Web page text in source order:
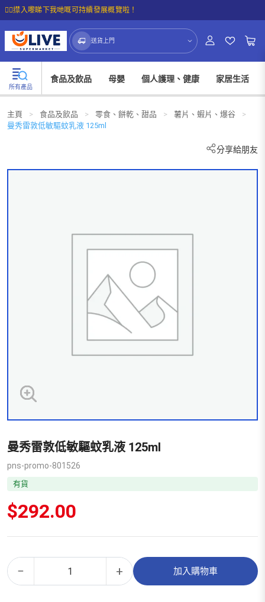
☝🏼㩒入嚟睇下我哋嘅可持續發展概覽啦！
送貨上門
所有產品
食品及飲品 母嬰 個人護理、健康 家居生活
主頁 > 食品及飲品 > 零食、餅乾、甜品 > 薯片、蝦片、爆谷
>
曼秀雷敦低敏驅蚊乳液 125ml
分享給朋友
曼秀雷敦低敏驅蚊乳液 125ml
pns-promo-801526
有貨
$292.00
−
曼
秀
+ 加入購物車
Alternative: